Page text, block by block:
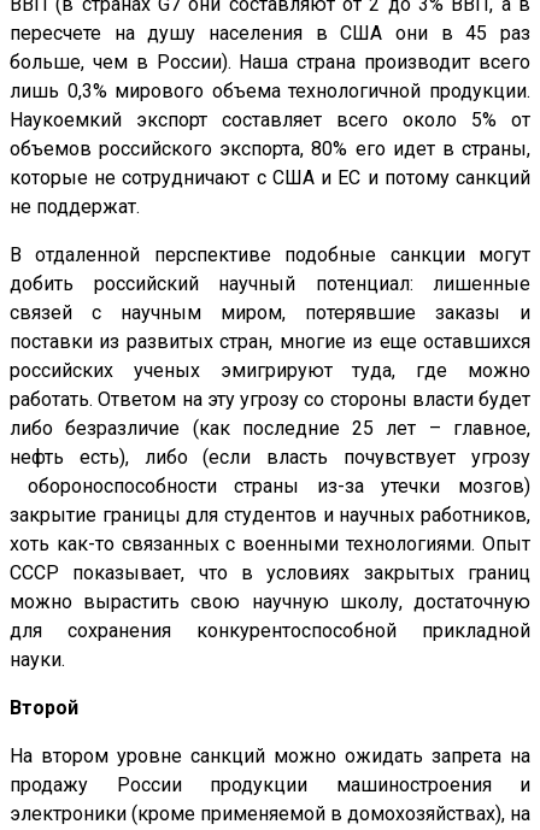
ВВП (в странах G7 они составляют от 2 до 3% ВВП, а в
пересчете на душу населения в США они в 45 раз
больше, чем в России). Наша страна производит всего
лишь 0,3% мирового объема технологичной продукции.
Наукоемкий экспорт составляет всего около 5% от
объемов российского экспорта, 80% его идет в страны,
которые не сотрудничают с США и ЕС и потому санкций
не поддержат.
В отдаленной перспективе подобные санкции могут
добить российский научный потенциал: лишенные
связей с научным миром, потерявшие заказы и
поставки из развитых стран, многие из еще оставшихся
российских ученых эмигрируют туда, где можно
работать. Ответом на эту угрозу со стороны власти будет
либо безразличие (как последние 25 лет – главное,
нефть есть), либо (если власть почувствует угрозу
обороноспособности страны из-за утечки мозгов)
закрытие границы для студентов и научных работников,
хоть как-то связанных с военными технологиями. Опыт
СССР показывает, что в условиях закрытых границ
можно вырастить свою научную школу, достаточную
для сохранения конкурентоспособной прикладной
науки.
Второй
На втором уровне санкций можно ожидать запрета на
продажу России продукции машиностроения и
электроники (кроме применяемой в домохозяйствах), на